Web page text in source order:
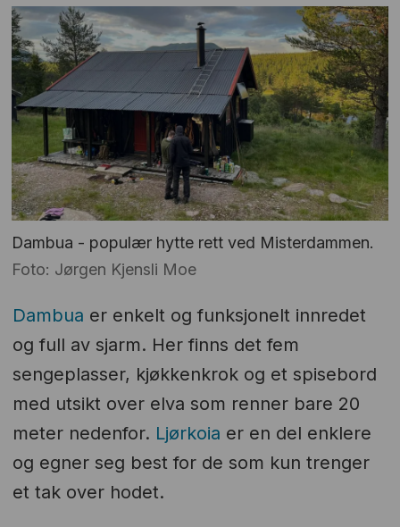
Dambua - populær hytte rett ved Misterdammen.
Foto: Jørgen Kjensli Moe
Dambua er enkelt og funksjonelt innredet
og full av sjarm. Her finns det fem
sengeplasser, kjøkkenkrok og et spisebord
med utsikt over elva som renner bare 20
meter nedenfor. Ljørkoia er en del enklere
og egner seg best for de som kun trenger
et tak over hodet.